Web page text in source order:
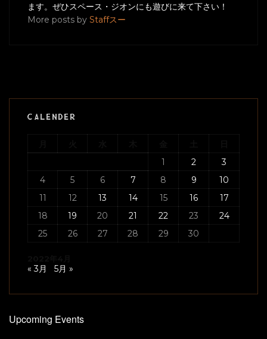
ます。ぜひスペース・ジオンにも遊びに来て下さい！
More posts by Staffスー
CALENDER
1
2
3
4
5 6 7 8 9
10
11
12 13 14 15 16
17
18
19 20 21 22 23
24
25
26 27 28 29 30
« 3月 5月 »
Upcoming Events